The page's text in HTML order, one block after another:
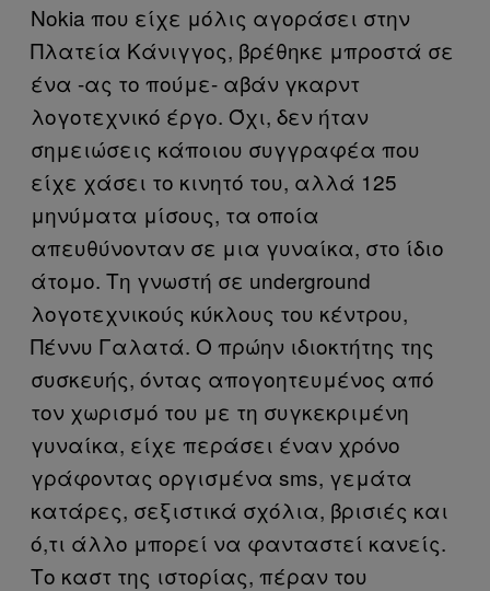
Nokia που είχε μόλις αγοράσει στην
Πλατεία Κάνιγγος, βρέθηκε μπροστά σε
ένα -ας το πούμε- αβάν γκαρντ
λογοτεχνικό έργο. Όχι, δεν ήταν
σημειώσεις κάποιου συγγραφέα που
είχε χάσει το κινητό του, αλλά 125
μηνύματα μίσους, τα οποία
απευθύνονταν σε μια γυναίκα, στο ίδιο
άτομο. Τη γνωστή σε underground
λογοτεχνικούς κύκλους του κέντρου,
Πέννυ Γαλατά. Ο πρώην ιδιοκτήτης της
συσκευής, όντας απογοητευμένος από
τον χωρισμό του με τη συγκεκριμένη
γυναίκα, είχε περάσει έναν χρόνο
γράφοντας οργισμένα sms, γεμάτα
κατάρες, σεξιστικά σχόλια, βρισιές και
ό,τι άλλο μπορεί να φανταστεί κανείς.
Το καστ της ιστορίας, πέραν του